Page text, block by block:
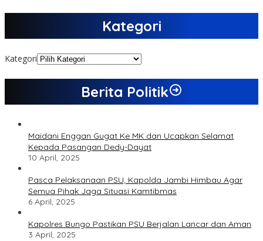
Kategori
Kategori
Berita Politik
Maidani Enggan Gugat Ke MK dan Ucapkan Selamat
Kepada Pasangan Dedy-Dayat
10 April, 2025
Pasca Pelaksanaan PSU, Kapolda Jambi Himbau Agar
Semua Pihak Jaga Situasi Kamtibmas
6 April, 2025
Kapolres Bungo Pastikan PSU Berjalan Lancar dan Aman
3 April, 2025